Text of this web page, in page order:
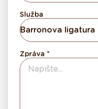
Služba
Barronova ligatura
Zpráva